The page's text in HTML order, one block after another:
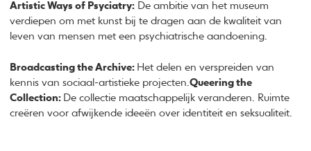
Artistic Ways of Psyciatry: De ambitie van het museum
verdiepen om met kunst bij te dragen aan de kwaliteit van
leven van mensen met een psychiatrische aandoening.
Broadcasting the Archive: Het delen en verspreiden van
kennis van sociaal-artistieke projecten.Queering the
Collection: De collectie maatschappelijk veranderen. Ruimte
creëren voor afwijkende ideeën over identiteit en seksualiteit.